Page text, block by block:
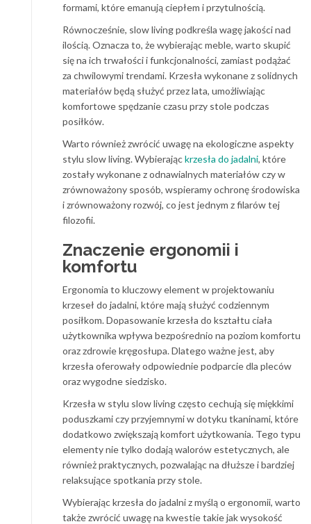
formami, które emanują ciepłem i przytulnością.
Równocześnie, slow living podkreśla wagę jakości nad
ilością. Oznacza to, że wybierając meble, warto skupić
się na ich trwałości i funkcjonalności, zamiast podążać
za chwilowymi trendami. Krzesła wykonane z solidnych
materiałów będą służyć przez lata, umożliwiając
komfortowe spędzanie czasu przy stole podczas
posiłków.
Warto również zwrócić uwagę na ekologiczne aspekty
stylu slow living. Wybierająckrzesła do jadalni, które
zostały wykonane z odnawialnych materiałów czy w
zrównoważony sposób, wspieramy ochronę środowiska
i zrównoważony rozwój, co jest jednym z filarów tej
filozofii.
Znaczenie ergonomii i
komfortu
Ergonomia to kluczowy element w projektowaniu
krzeseł do jadalni, które mają służyć codziennym
posiłkom. Dopasowanie krzesła do kształtu ciała
użytkownika wpływa bezpośrednio na poziom komfortu
oraz zdrowie kręgosłupa. Dlatego ważne jest, aby
krzesła oferowały odpowiednie podparcie dla pleców
oraz wygodne siedzisko.
Krzesła w stylu slow living często cechują się miękkimi
poduszkami czy przyjemnymi w dotyku tkaninami, które
dodatkowo zwiększają komfort użytkowania. Tego typu
elementy nie tylko dodają walorów estetycznych, ale
również praktycznych, pozwalając na dłuższe i bardziej
relaksujące spotkania przy stole.
Wybierając krzesła do jadalni z myślą o ergonomii, warto
także zwrócić uwagę na kwestie takie jak wysokość